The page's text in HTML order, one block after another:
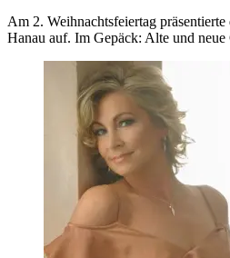
Am 2. Weihnachtsfeiertag
Hanau auf. Im Gepäck: Alte und